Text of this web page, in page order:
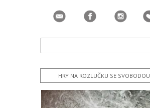
HRY NA ROZLUČKU SE SVOBODOU